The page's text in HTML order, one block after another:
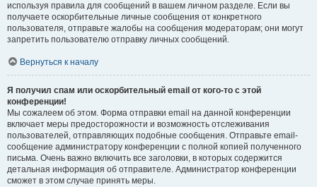
используя правила для сообщений в вашем личном разделе. Если вы
получаете оскорбительные личные сообщения от конкретного
пользователя, отправьте жалобы на сообщения модераторам; они могут
запретить пользователю отправку личных сообщений.
Вернуться к началу
Я получил спам или оскорбительный email от кого-то с этой
конференции!
Мы сожалеем об этом. Форма отправки email на данной конференции
включает меры предосторожности и возможность отслеживания
пользователей, отправляющих подобные сообщения. Отправьте email-
сообщение администратору конференции с полной копией полученного
письма. Очень важно включить все заголовки, в которых содержится
детальная информация об отправителе. Администратор конференции
сможет в этом случае принять меры.